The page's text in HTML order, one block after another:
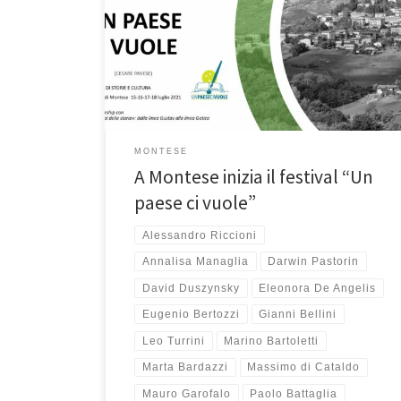
di cui andare fieri. A Montese, da giovedì’ 15 a
domenica 18 luglio c’è il festival di store e culture “Un
paese ci vuole” organizzato dalla nuova Pro loco che
al primo grande appuntamento si presenta proprio
bene. Ci saranno ospiti […]
MONTESE
A Montese inizia il festival “Un
paese ci vuole”
Alessandro Riccioni
Annalisa Managlia Darwin Pastorin
David Duszynsky Eleonora De Angelis
Eugenio Bertozzi Gianni Bellini
Leo Turrini Marino Bartoletti
Marta Bardazzi Massimo di Cataldo
Mauro Garofalo Paolo Battaglia